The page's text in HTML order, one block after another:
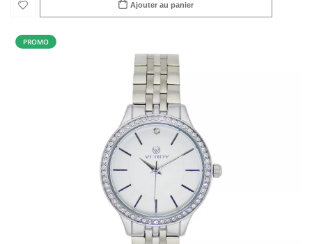
Ajouter au panier
PROMO